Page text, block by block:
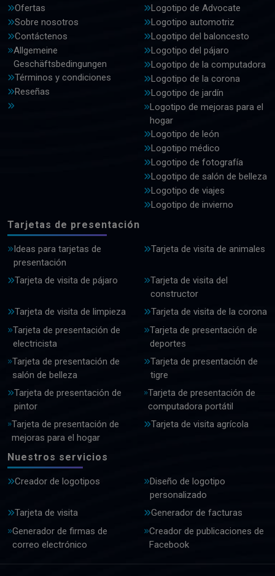
Ofertas
Sobre nosotros
Contáctenos
Allgemeine
Geschäftsbedingungen
Términos y condiciones
Reseñas
Logotipo de Advocate
Logotipo automotriz
Logotipo del baloncesto
Logotipo del pájaro
Logotipo de la computadora
Logotipo de la corona
Logotipo de jardín
Logotipo de mejoras para el
hogar
Logotipo de león
Logotipo médico
Logotipo de fotografía
Logotipo de salón de belleza
Logotipo de viajes
Logotipo de invierno
Tarjetas de presentación
Ideas para tarjetas de
presentación
Tarjeta de visita de animales
Tarjeta de visita de pájaro
Tarjeta de visita del
constructor
Tarjeta de visita de limpieza
Tarjeta de visita de la corona
Tarjeta de presentación de
electricista
Tarjeta de presentación de
deportes
Tarjeta de presentación de
salón de belleza
Tarjeta de presentación de
tigre
Tarjeta de presentación de
pintor
Tarjeta de presentación de
computadora portátil
Tarjeta de presentación de
mejoras para el hogar
Tarjeta de visita agrícola
Nuestros servicios
Creador de logotipos
Diseño de logotipo
personalizado
Tarjeta de visita
Generador de facturas
Generador de firmas de
correo electrónico
Creador de publicaciones de
Facebook